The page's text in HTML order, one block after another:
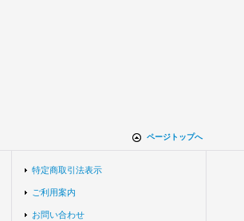
ページトップへ
特定商取引法表示
ご利用案内
お問い合わせ